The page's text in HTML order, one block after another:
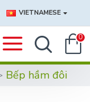
VIETNAMESE
0
Bếp hầm đôi